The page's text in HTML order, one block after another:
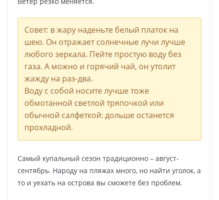
Совет: в жару наденьте белый платок на
шею. Он отражает солнечные лучи лучше
любого зеркала. Пейте простую воду без
газа. А можно и горячий чай, он утолит
жажду на раз-два.
Воду с собой носите лучше тоже
обмотанной светлой тряпочкой или
обычной салфеткой: дольше останется
прохладной.
Самый купальный сезон традиционно – август-
сентябрь. Народу на пляжах много, но найти уголок, а
то и уехать на острова вы сможете без проблем.